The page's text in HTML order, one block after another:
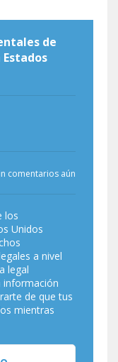
de
comentarios aún
los
Unidos
a nivel
legal
información
de que tus
mientras